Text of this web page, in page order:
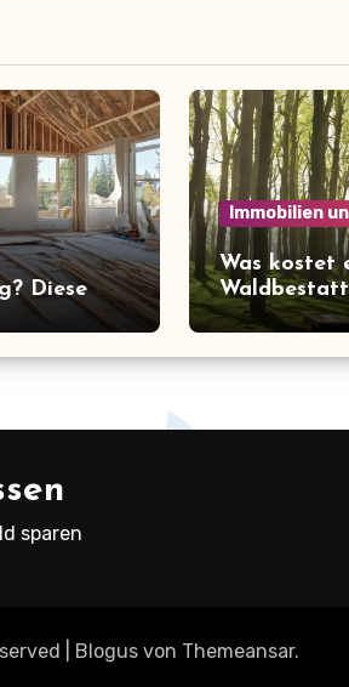
Diese
kennen!
Immobilien
Was kostet
über die
Ruhe
sparen
Blogus von Themeansar.